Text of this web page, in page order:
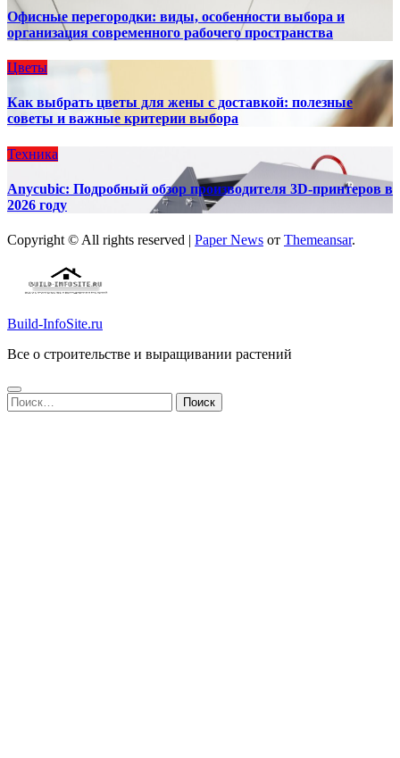
Офисные перегородки: виды, особенности выбора и
организация современного рабочего пространства
Цветы
Как выбрать цветы для жены с доставкой: полезные
советы и важные критерии выбора
Техника
Anycubic: Подробный обзор производителя 3D-принтеров в
2026 году
Copyright © All rights reserved | Paper News от Themeansar.
Build-InfoSite.ru
Все о строительстве и выращивании растений
Найти: